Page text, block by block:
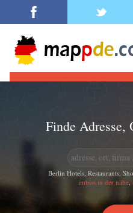
Finde Adresse,
Berlin Hotels, Restaurants,
imbiss in der nähe,